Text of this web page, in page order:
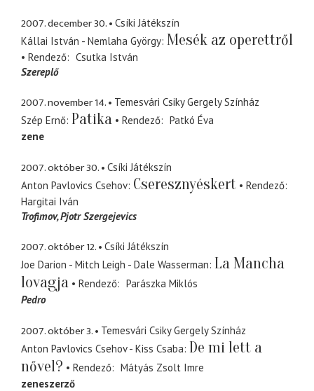
2007. december 30.
Csíki Játékszín
Kállai István - Nemlaha György Mesék az operettről
Rendező
Csutka István
Szereplő
2007. november 14.
Temesvári Csiky Gergely Színház
Szép Ernő Patika Rendező
Patkó Éva
zene
2007. október 30.
Csíki Játékszín
Anton Pavlovics Csehov Cseresznyéskert
Rendező
Hargitai Iván
Trofimov Pjotr Szergejevics
2007. október 12.
Csíki Játékszín
Joe Darion - Mitch Leigh - Dale Wasserman La Mancha
lovagja
Rendező
Parászka Miklós
Pedro
2007. október 3.
Temesvári Csiky Gergely Színház
Anton Pavlovics Csehov - Kiss Csaba De mi lett a
nővel?
Rendező
Mátyás Zsolt Imre
zeneszerző